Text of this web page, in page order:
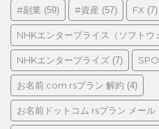
ー
#副業 (59) #資産 (57) FX (7)
NHKエンタープライス（ソフトウ
NHKエンタープライズ (7)
お名前.com rsプラン 解約 (4)
お名前ドットコム rsプラン メール